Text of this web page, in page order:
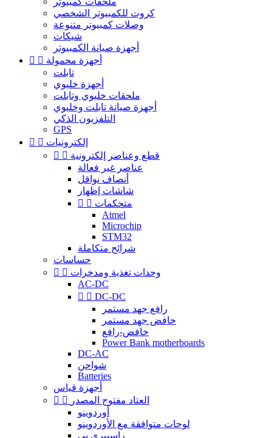
كروت للكمبيوتر الشخصي
وصلات كمبيوتر متنوعة
شبكات
أجهزة صيانة الكمبيوتر
  أجهزة محمولة
تابلت
أجهزة خليوي
ملحقات خليوي وتابلت
أجهزة صيانة تابلت وخليوي
التلفزيون الذكي
GPS
  إلكترونيات
  قطع وعناصر إلكترونية
عناصر غير فعالة
أنصاف نواقل
شاشات إظهار
  متحكمات
Atmel
Microchip
STM32
شرائح متكاملة
حساسات
  وحدات تغذية ومدخرات
AC-DC
  DC-DC
رافع جهد مستمر
خافض جهد مستمر
خافض-رافع
Power Bank motherboards
DC-AC
شواحن
Batteries
أجهزة قياس
 
العتاد مفتوح المصدر
أوردوينو
لوحات متوافقة مع الأوردوينو
راسبيري بي